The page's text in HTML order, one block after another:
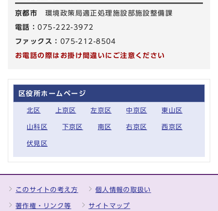
京都市 環境政策局適正処理施設部施設整備課
電話：075-222-3972
ファックス： 075-212-8504
お電話の際はお掛け間違いにご注意ください
区役所ホームページ
北区 上京区 左京区 中京区 東山区
山科区 下京区 南区 右京区 西京区
伏見区
このサイトの考え方 個人情報の取扱い
著作権・リンク等 サイトマップ